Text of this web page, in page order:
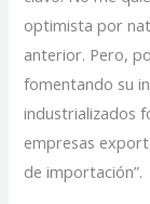
optimista por
anterior. Pero,
fomentando su
industrializados
empresas
de importación”.